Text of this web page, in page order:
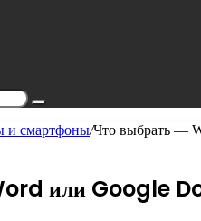
Поиск...
и смартфоны/Что выбрать —
или Google